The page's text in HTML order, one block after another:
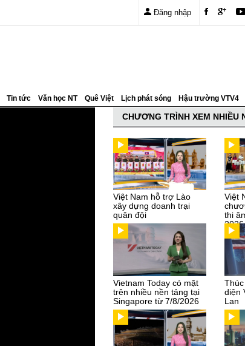
Đăng nhập
Tin tức Văn học NT Quê Việt Lịch phát sóng Hậu trường VTV4
CHƯƠNG TRÌNH XEM NHIỀU
Việt Nam hỗ trợ Lào
xây dựng doanh trại
quân đội
Việt
thi
2026
Vietnam Today có mặt
trên nhiều nền tảng tại
Singapore từ 7/8/2026
diện
Lan